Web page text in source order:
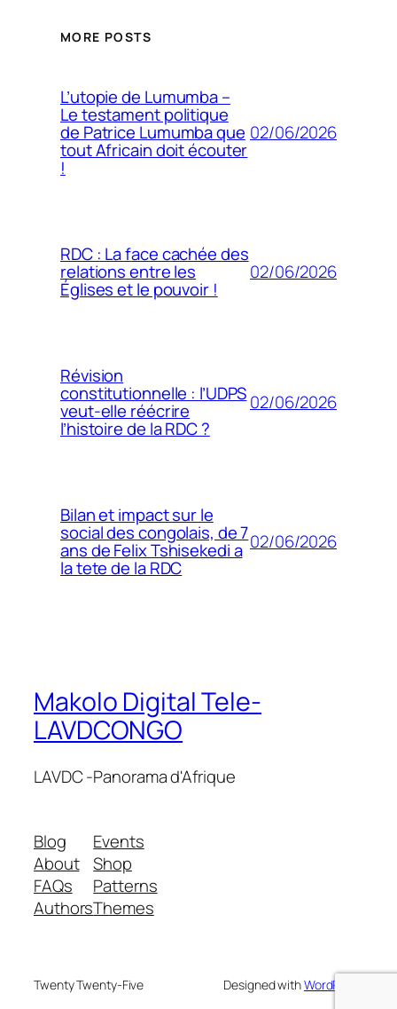
MORE POSTS
L’utopie de Lumumba –
Le testament politique
de Patrice Lumumba que
tout Africain doit écouter
!
02/06/2026
RDC : La face cachée des
relations entre les
Églises et le pouvoir !
02/06/2026
Révision
constitutionnelle : l’UDPS
veut-elle réécrire
l’histoire de la RDC ?
02/06/2026
Bilan et impact sur le
social des congolais, de 7
ans de Felix Tshisekedi a
la tete de la RDC
02/06/2026
Makolo Digital Tele-
LAVDCONGO
LAVDC -Panorama d'Afrique
Blog
About
FAQs
Authors
Events
Shop
Patterns
Themes
Twenty Twenty-Five Designed withWordPress